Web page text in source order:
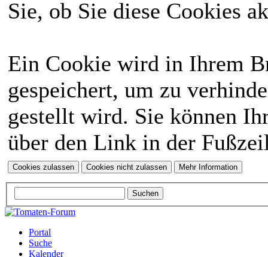
Sie, ob Sie diese Cookies
Ein Cookie wird in Ihrem
gespeichert, um zu
gestellt wird. Sie können
über den Link in der
Portal
Suche
Kalender